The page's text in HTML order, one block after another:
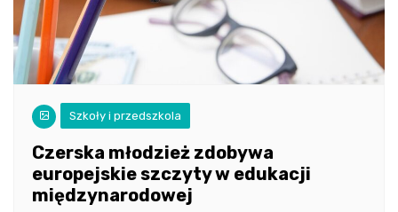
Szkoły i przedszkola
Czerska młodzież zdobywa
europejskie szczyty w edukacji
międzynarodowej